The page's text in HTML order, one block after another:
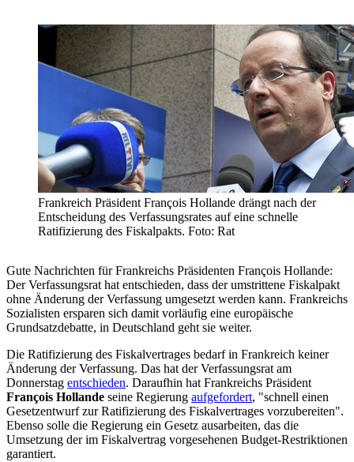
Frankreich Präsident François Hollande drängt nach der
Entscheidung des Verfassungsrates auf eine schnelle
Ratifizierung des Fiskalpakts. Foto: Rat
Gute Nachrichten für Frankreichs Präsidenten François Hollande:
Der Verfassungsrat hat entschieden, dass der umstrittene Fiskalpakt
ohne Änderung der Verfassung umgesetzt werden kann. Frankreichs
Sozialisten ersparen sich damit vorläufig eine europäische
Grundsatzdebatte, in Deutschland geht sie weiter.
Die Ratifizierung des Fiskalvertrages bedarf in Frankreich keiner
Änderung der Verfassung. Das hat der Verfassungsrat am
Donnerstag entschieden. Daraufhin hat Frankreichs Präsident
François Hollande seine Regierung aufgefordert, "schnell einen
Gesetzentwurf zur Ratifizierung des Fiskalvertrages vorzubereiten".
Ebenso solle die Regierung ein Gesetz ausarbeiten, das die
Umsetzung der im Fiskalvertrag vorgesehenen Budget-Restriktionen
garantiert.